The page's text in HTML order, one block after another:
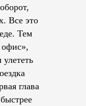
Все это
Тем
офис»,
глава